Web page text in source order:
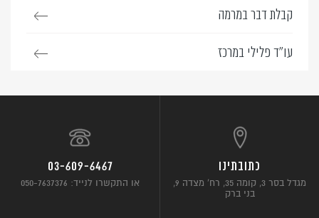
קבלת דבר במרמה
עו”ד פלילי במרכז
כתובתינו
מגדל בסר 3, קומה 35, רח’ מצדה 9,
בני ברק
03-609-6467
או התקשרו לנייד: 050-7637376